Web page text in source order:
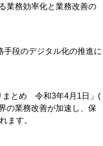
務効率化と業務改善の
段のデジタル化の推進に
まとめ 令和3年4月1日」(
の業務改善が加速し、保
ます。